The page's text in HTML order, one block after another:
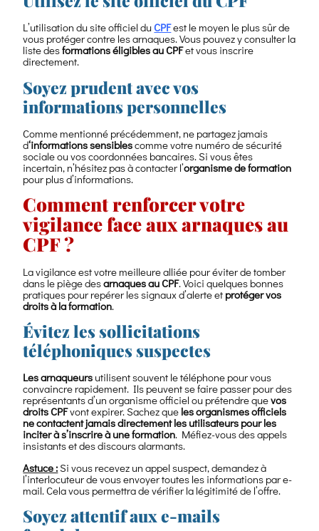
L’utilisation du site officiel duCPFest le moyen le plus sûr de
vous protéger contre les arnaques. Vous pouvez y consulter la
liste desformations éligibles au CPFet vous inscrire
directement.
Soyez prudent avec vos
informations personnelles
Comme mentionné précédemment, ne partagez jamais
d‘informations sensiblescomme votre numéro de sécurité
sociale ou vos coordonnées bancaires. Si vous êtes
incertain, n’hésitez pas à contacter l’organisme de formation
pour plus d’informations.
Comment renforcer votre
vigilance face aux arnaques au
CPF ?
La vigilance est votre meilleure alliée pour éviter de tomber
dans le piège desarnaques au CPF. Voici quelques bonnes
pratiques pour repérer les signaux d’alerte et protéger vos
droits à la formation.
Évitez les sollicitations
téléphoniques suspectes
Les arnaqueurs utilisent souvent le téléphone pour vous
convaincre rapidement. Ils peuvent se faire passer pour des
représentants d’un organisme officiel ou prétendre quevos
droits CPFvont expirer. Sachez que les organismes officiels
ne contactent jamais directement les utilisateurs pour les
inciter à s’inscrire à une formation. Méfiez-vous des appels
insistants et des discours alarmants.
Astuce : Si vous recevez un appel suspect, demandez à
l’interlocuteur de vous envoyer toutes les informations par e-
mail. Cela vous permettra de vérifier la légitimité de l’offre.
Soyez attentif aux e-mails